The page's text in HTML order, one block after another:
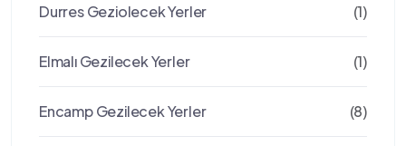
Durres Geziolecek Yerler (1)
Elmalı Gezilecek Yerler (1)
Encamp Gezilecek Yerler (8)